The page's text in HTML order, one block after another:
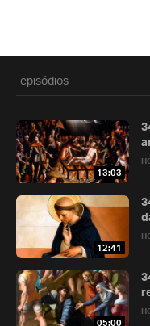
episódios
13:03
12:41
05:00